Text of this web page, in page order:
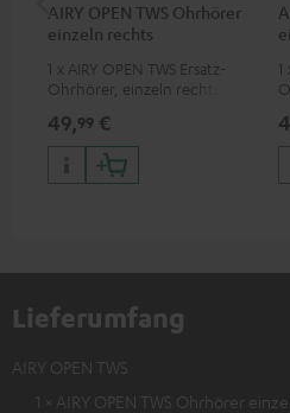
AIRY OPEN TWS Ohrhörer
einzeln rechts
1 x AIRY OPEN TWS Ersatz-
Ohrhörer, einzeln rechts
49,99 €
1
Lieferumfang
AIRY OPEN TWS
1 × AIRY OPEN TWS Ohrhörer